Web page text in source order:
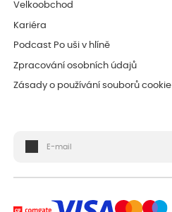
Velkoobchod
Kariéra
Podcast Po uši v hlíně
Zpracování osobních údajů
Zásady o používání souborů cookie